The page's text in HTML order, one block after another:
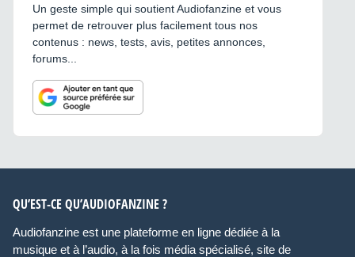
Un geste simple qui soutient Audiofanzine et vous
permet de retrouver plus facilement tous nos
contenus : news, tests, avis, petites annonces,
forums...
QU’EST-CE QU’AUDIOFANZINE ?
Audiofanzine est une plateforme en ligne dédiée à la
musique et à l’audio, à la fois média spécialisé, site de